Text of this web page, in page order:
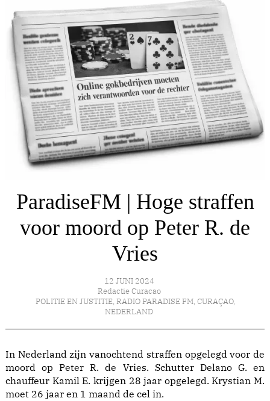
ParadiseFM | Hoge straffen
voor moord op Peter R. de
Vries
12 JUNI 2024
Redactie Curacao
POLITIE EN JUSTITIE, RADIO PARADISE FM, CURAÇAO,
NEDERLAND
In Nederland zijn vanochtend straffen opgelegd voor de
moord op Peter R. de Vries. Schutter Delano G. en
chauffeur Kamil E. krijgen 28 jaar opgelegd. Krystian M.
moet 26 jaar en 1 maand de cel in.